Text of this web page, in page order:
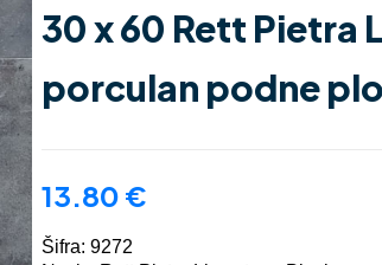
30 x 60 Rett Pietra
porculan podne
13.80 €
Šifra: 9272